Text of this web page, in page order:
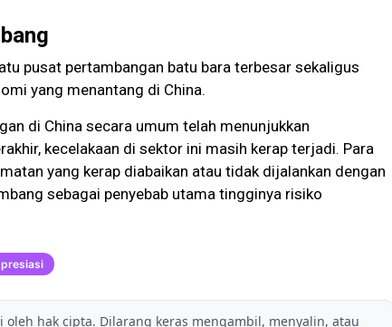
pusat pertambangan batu bara terbesar sekaligus
yang menantang di China.
di China secara umum telah menunjukkan
kecelakaan di sektor ini masih kerap terjadi. Para
yang kerap diabaikan atau tidak dijalankan dengan
sebagai penyebab utama tingginya risiko
hak cipta. Dilarang keras mengambil, menyalin, atau